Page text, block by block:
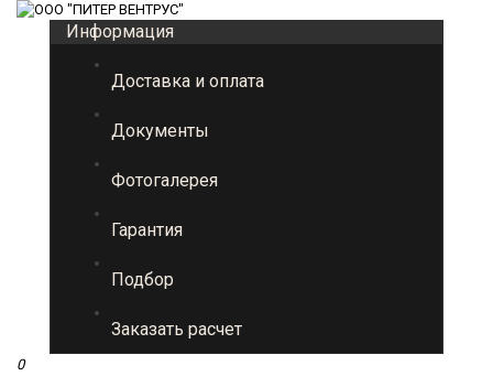
Информация
Доставка и оплата
Документы
Фотогалерея
Гарантия
Подбор
Заказать расчет
0